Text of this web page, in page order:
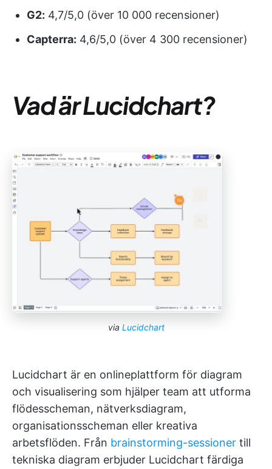
G2: 4,7/5,0 (över 10 000 recensioner)
Capterra: 4,6/5,0 (över 4 300 recensioner)
Vad är Lucidchart?
via Lucidchart
Lucidchart är en onlineplattform för diagram
och visualisering som hjälper team att utforma
flödesscheman, nätverksdiagram,
organisationsscheman eller kreativa
arbetsflöden. Från brainstorming-sessioner till
tekniska diagram erbjuder Lucidchart färdiga